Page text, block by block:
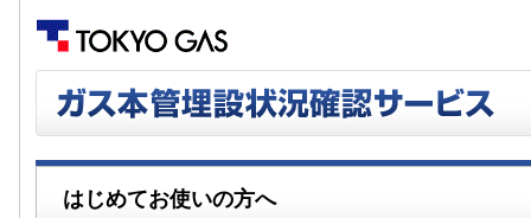
はじめてお使いの方へ